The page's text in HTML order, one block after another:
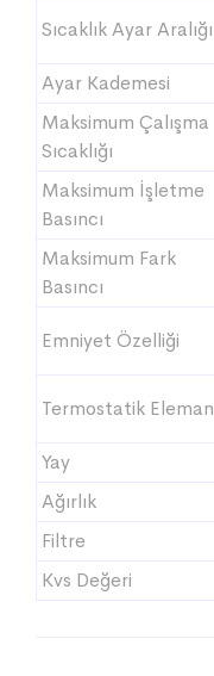
Sıcaklık Ayar Aralığı
Ayar Kademesi
Maksimum Çalışma
Sıcaklığı
Maksimum İşletme
Basıncı
Maksimum Fark
Basıncı
Emniyet Özelliği
Termostatik Eleman
Yay
Ağırlık
Filtre
Kvs Değeri